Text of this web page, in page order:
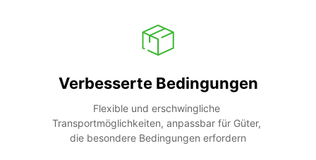
Verbesserte Bedingungen
Flexible und erschwingliche
Transportmöglichkeiten, anpassbar für Güter,
die besondere Bedingungen erfordern